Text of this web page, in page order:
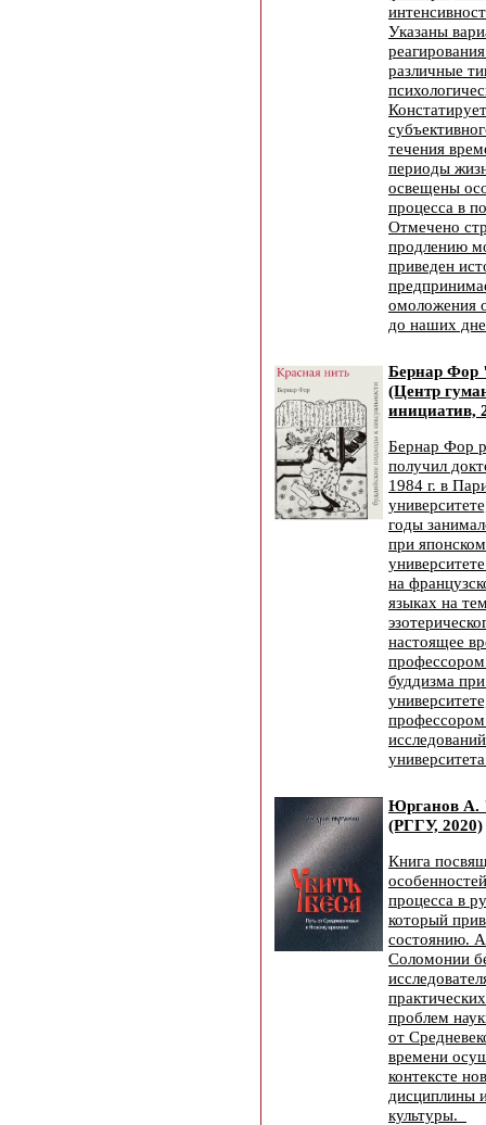
Указаны
различные
течения
периоды
освещены
процесса в
Отмечено
продлению
приведен
омоложения
до наших
Бернар Фор
(Центр
инициатив,
Бернар Фор
получил
1984 г. в
годы
при
на
языках на
настоящее
профессором
буддизма
профессором
Юрганов А.
(РГГУ, 2020)
Книга
процесса в
который
состоянию.
Соломонии
проблем
от
времени
контексте
дисциплины
культуры.